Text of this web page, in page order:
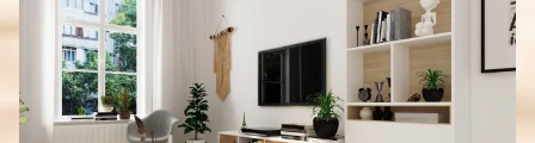
タオル
その他